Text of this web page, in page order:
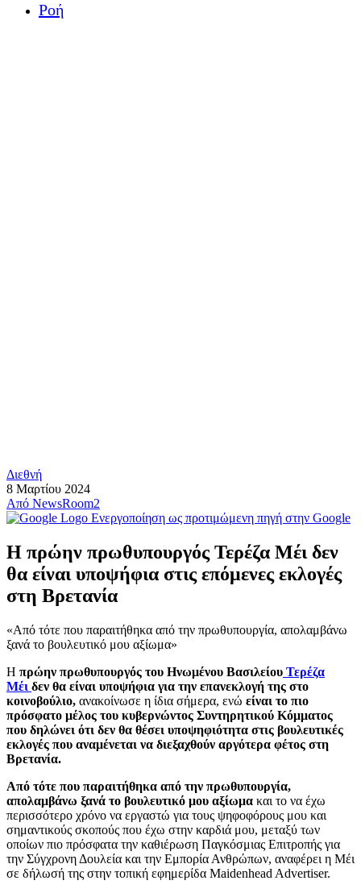
Ροή
Διεθνή
8 Μαρτίου 2024
Από NewsRoom2
Ενεργοποίηση ως προτιμώμενη πηγή στην Google
Η πρώην πρωθυπουργός Τερέζα Μέι δεν
θα είναι υποψήφια στις επόμενες εκλογές
στη Βρετανία
«Από τότε που παραιτήθηκα από την πρωθυπουργία, απολαμβάνω
ξανά το βουλευτικό μου αξίωμα»
Η πρώην πρωθυπουργός του Ηνωμένου Βασιλείου Τερέζα
Μέι δεν θα είναι υποψήφια για την επανεκλογή της στο
κοινοβούλιο, ανακοίνωσε η ίδια σήμερα, ενώ είναι το πιο
πρόσφατο μέλος του κυβερνώντος Συντηρητικού Κόμματος
που δηλώνει ότι δεν θα θέσει υποψηφιότητα στις βουλευτικές
εκλογές που αναμένεται να διεξαχθούν αργότερα φέτος στη
Βρετανία.
Από τότε που παραιτήθηκα από την πρωθυπουργία,
απολαμβάνω ξανά το βουλευτικό μου αξίωμα και το να έχω
περισσότερο χρόνο να εργαστώ για τους ψηφοφόρους μου και
σημαντικούς σκοπούς που έχω στην καρδιά μου, μεταξύ των
οποίων πιο πρόσφατα την καθιέρωση Παγκόσμιας Επιτροπής για
την Σύγχρονη Δουλεία και την Εμπορία Ανθρώπων, αναφέρει η Μέι
σε δήλωσή της στην τοπική εφημερίδα Maidenhead Advertiser.